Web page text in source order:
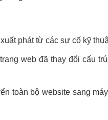
phát từ các sự cố kỹ
web đã thay đổi cấu
toàn bộ website sang